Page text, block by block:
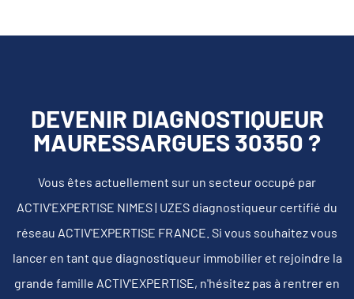
DEVENIR DIAGNOSTIQUEUR
MAURESSARGUES 30350 ?
Vous êtes actuellement sur un secteur occupé par
ACTIV'EXPERTISE NIMES | UZES diagnostiqueur certifié du
réseau ACTIV'EXPERTISE FRANCE. Si vous souhaitez vous
lancer en tant que diagnostiqueur immobilier et rejoindre la
grande famille ACTIV'EXPERTISE, n'hésitez pas à rentrer en